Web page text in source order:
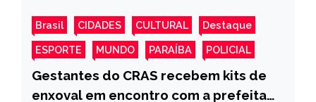
Brasil CIDADES CULTURAL Destaque
ESPORTE MUNDO PARAÍBA POLICIAL
Gestantes do CRAS recebem kits de
enxoval em encontro com a prefeita